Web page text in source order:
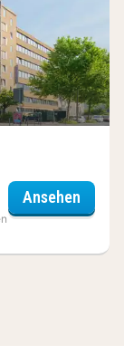
Ansehen